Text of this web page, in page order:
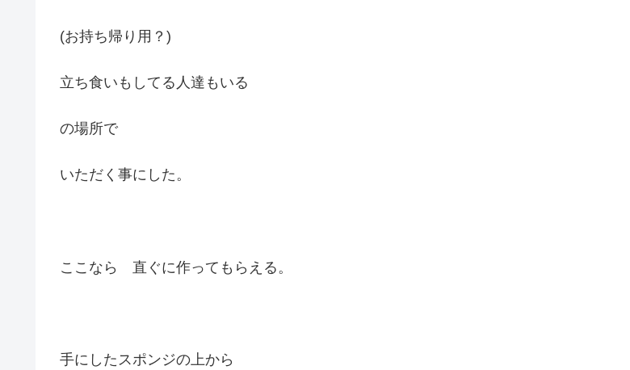
(お持ち帰り用？)
立ち食いもしてる人達もいる
の場所で
いただく事にした。
ここなら 直ぐに作ってもらえる。
手にしたスポンジの上から